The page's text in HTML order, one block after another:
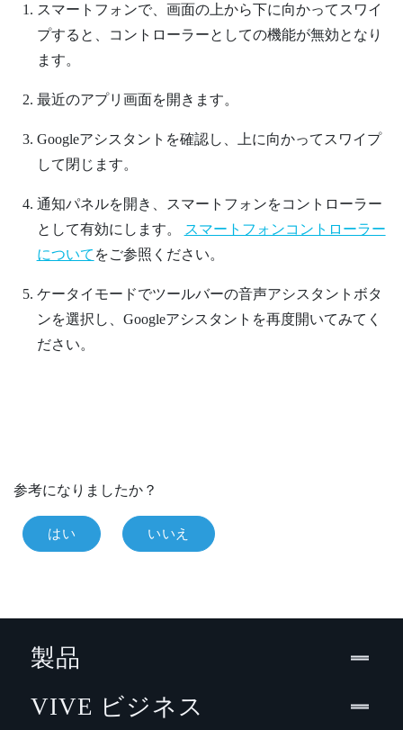
スマートフォンで、画面の上から下に向かってスワイ
プすると、コントローラーとしての機能が無効となり
ます。
最近のアプリ画面を開きます。
Googleアシスタントを確認し、上に向かってスワイプ
して閉じます。
通知パネルを開き、スマートフォンをコントローラー
として有効にします。
スマートフォンコントローラー
について をご参照ください。
ケータイモードでツールバーの音声アシスタントボタ
ンを選択し、Googleアシスタントを再度開いてみてく
ださい。
参考になりましたか？
はい いいえ
製品
VIVE ビジネス